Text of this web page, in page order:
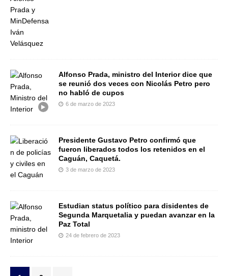
Alfonso Prada, ministro del Interior dice que
se reunió dos veces con Nicolás Petro pero
no habló de cupos
6 de marzo de 2023
Presidente Gustavo Petro confirmó que
fueron liberados todos los retenidos en el
Caguán, Caquetá.
3 de marzo de 2023
Estudian status político para disidentes de
Segunda Marquetalia y puedan avanzar en la
Paz Total
24 de febrero de 2023